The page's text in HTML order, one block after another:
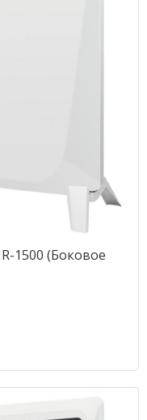
1500 (Боковое